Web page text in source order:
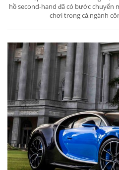
hồ second-hand đã có bước chuyển
chơi trong cả ngành